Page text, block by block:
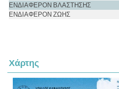
ΕΝΔΙΑΦΕΡΟΝ ΒΛΑΣΤΗΣΗΣ
ΕΝΔΙΑΦΕΡΟΝ ΖΩΗΣ
Χάρτης